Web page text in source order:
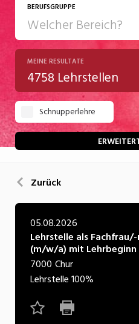
2027
2028
BERUFSGRUPPE
Chemie/Pharma
Gastgewerbe
Gesundheit/Pflege/
Handwerk/Technik
Kultur
Natur
Verkehr/Logistik
Wirtschaft/Verwaltung
MEINE RESULTATE
4758 Lehrstellen
Schnupperlehre
Zurück
05.08.2026
Lehrstelle als
(m/w/a) mit Lehrbeginn
7000 Chur
Lehrstelle100%